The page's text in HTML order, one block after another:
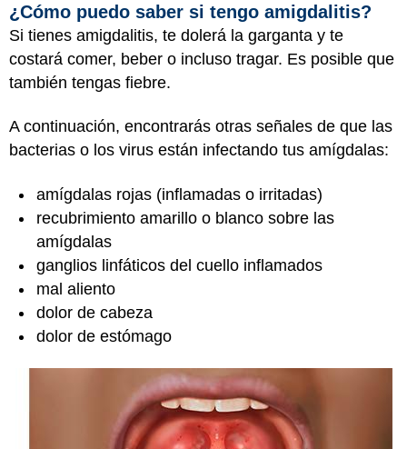
¿Cómo puedo saber si tengo amigdalitis?
Si tienes amigdalitis, te dolerá la garganta y te
costará comer, beber o incluso tragar. Es posible que
también tengas fiebre.
A continuación, encontrarás otras señales de que las
bacterias o los virus están infectando tus amígdalas:
amígdalas rojas (inflamadas o irritadas)
recubrimiento amarillo o blanco sobre las
amígdalas
ganglios linfáticos del cuello inflamados
mal aliento
dolor de cabeza
dolor de estómago